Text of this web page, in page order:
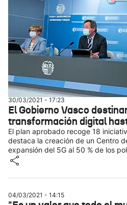
30/03/2021 - 17:23
El Gobierno Vasco
transformación digital
El plan aprobado recoge 18
destaca la creación de un Centro
expansión del 5G al 50 % de los
04/03/2021 - 14:15